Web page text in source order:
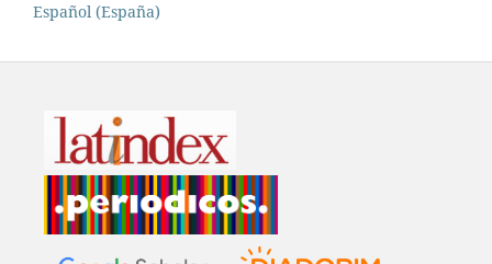
Español (España)